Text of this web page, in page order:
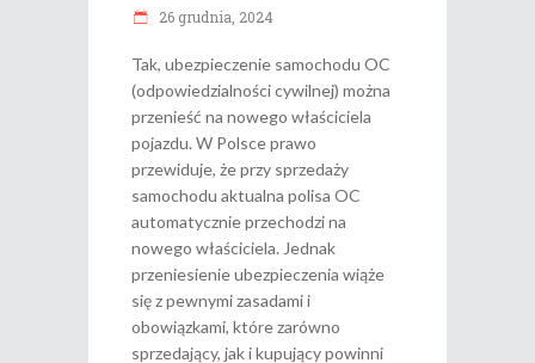
26 grudnia, 2024
Tak, ubezpieczenie samochodu OC
(odpowiedzialności cywilnej) można
przenieść na nowego właściciela
pojazdu. W Polsce prawo
przewiduje, że przy sprzedaży
samochodu aktualna polisa OC
automatycznie przechodzi na
nowego właściciela. Jednak
przeniesienie ubezpieczenia wiąże
się z pewnymi zasadami i
obowiązkami, które zarówno
sprzedający, jak i kupujący powinni